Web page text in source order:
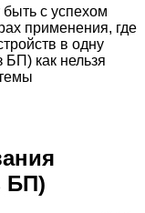
с успехом
применения, где
в одну
БП) как нельзя
БП)